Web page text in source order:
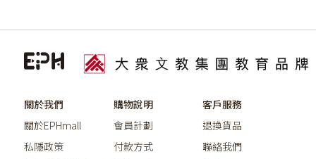
關於我們
關於EPHmall
私隱政策
購物說明
會員計劃
付款方式
客戶服務
退換貨品
聯絡我們